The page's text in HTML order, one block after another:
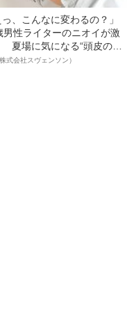
っ、こんなに変わるの？」
男性ライターのニオイが激
夏場に気になる“頭皮のニ
や“ベタつき”を解消す
式会社スヴェンソン）